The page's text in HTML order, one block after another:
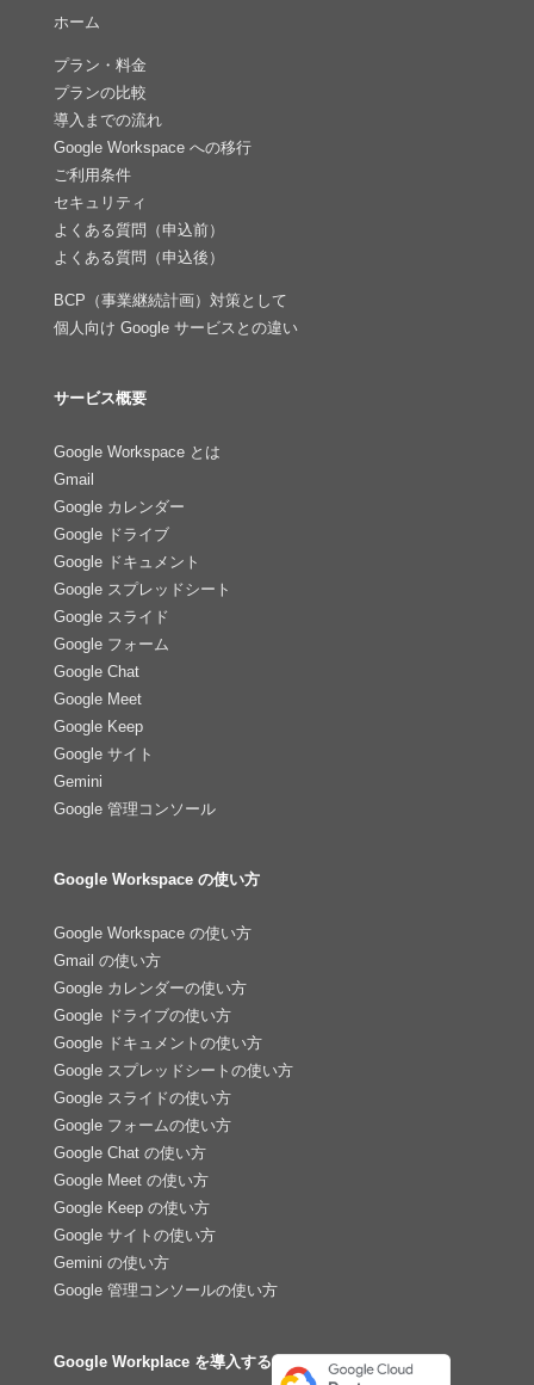
ホーム
プラン・料金
プランの比較
導入までの流れ
Google Workspace への移行
ご利用条件
セキュリティ
よくある質問（申込前）
よくある質問（申込後）
BCP（事業継続計画）対策として
個人向け Google サービスとの違い
サービス概要
Google Workspace とは
Gmail
Google カレンダー
Google ドライブ
Google ドキュメント
Google スプレッドシート
Google スライド
Google フォーム
Google Chat
Google Meet
Google Keep
Google サイト
Gemini
Google 管理コンソール
Google Workspace の使い方
Google Workspace の使い方
Gmail の使い方
Google カレンダーの使い方
Google ドライブの使い方
Google ドキュメントの使い方
Google スプレッドシートの使い方
Google スライドの使い方
Google フォームの使い方
Google Chat の使い方
Google Meet の使い方
Google Keep の使い方
Google サイトの使い方
Gemini の使い方
Google 管理コンソールの使い方
Google Workplace を導入する